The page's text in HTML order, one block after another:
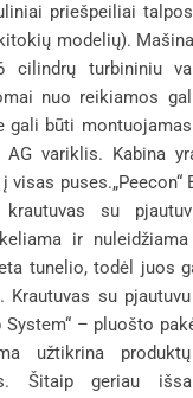
priešpeiliai
modelių).
cilindrų turbininiu
nuo reikiamos
gali būti
variklis. Kabina
puses.„Peecon“
krautuvas su
ir
tunelio, todėl juos
Krautuvas su
System“ – pluošto
užtikrina
Šitaip geriau